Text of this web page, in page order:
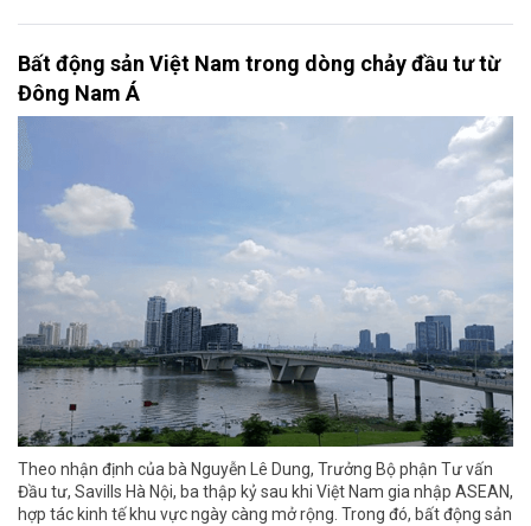
Bất động sản Việt Nam trong dòng chảy đầu tư từ
Đông Nam Á
Theo nhận định của bà Nguyễn Lê Dung, Trưởng Bộ phận Tư vấn
Đầu tư, Savills Hà Nội, ba thập kỷ sau khi Việt Nam gia nhập ASEAN,
hợp tác kinh tế khu vực ngày càng mở rộng. Trong đó, bất động sản